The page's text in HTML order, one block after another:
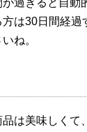
は30日間経過
ね。
は美味しくて